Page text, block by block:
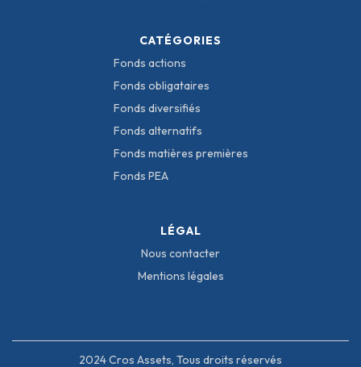
CATÉGORIES
Fonds actions
Fonds obligataires
Fonds diversifiés
Fonds alternatifs
Fonds matières premières
Fonds PEA
LÉGAL
Nous contacter
Mentions légales
2024 Cros Assets, Tous droits réservés